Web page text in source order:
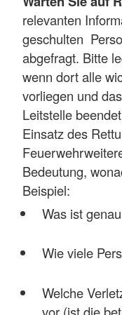
relevanten
geschulten
abgefragt. Bitte
wenn dort alle
vorliegen und
Leitstelle
Einsatz des
Bedeutung,
Beispiel:
Was ist
Wie viele
Welche
vor (ist die